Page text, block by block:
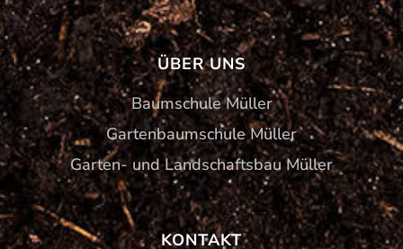
ÜBER UNS
Baumschule Müller
Gartenbaumschule Müller
Garten- und Landschaftsbau Müller
KONTAKT